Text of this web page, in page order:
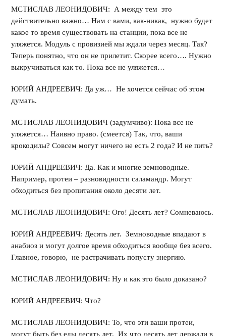
МСТИСЛАВ ЛЕОНИДОВИЧ: А между тем это
действительно важно… Нам с вами, как-никак, нужно будет
какое то время существовать на станции, пока все не
уляжется. Модуль с провизией мы ждали через месяц. Так?
Теперь понятно, что он не прилетит. Скорее всего…. Нужно
выкручиваться как то. Пока все не уляжется…
ЮРИЙ АНДРЕЕВИЧ: Да уж… Не хочется сейчас об этом
думать.
МСТИСЛАВ ЛЕОНИДОВИЧ (задумчиво): Пока все не
уляжется… Наивно право. (смеется) Так, что, ваши
крокодилы? Совсем могут ничего не есть 2 года? И не пить?
ЮРИЙ АНДРЕЕВИЧ: Да. Как и многие земноводные.
Например, протеи – разновидности саламандр. Могут
обходиться без пропитания около десяти лет.
МСТИСЛАВ ЛЕОНИДОВИЧ: Ого! Десять лет? Сомневаюсь.
ЮРИЙ АНДРЕЕВИЧ: Десять лет. Земноводные впадают в
анабиоз и могут долгое время обходиться вообще без всего.
Главное, говорю, не растрачивать попусту энергию.
МСТИСЛАВ ЛЕОНИДОВИЧ: Ну и как это было доказано?
ЮРИЙ АНДРЕЕВИЧ: Что?
МСТИСЛАВ ЛЕОНИДОВИЧ: То, что эти ваши протеи,
могут быть без еды десять лет. Их что десять лет держали в